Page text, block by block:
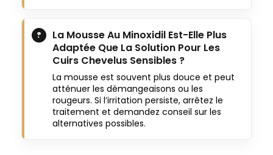
La Mousse Au Minoxidil Est-Elle Plus
Adaptée Que La Solution Pour Les
Cuirs Chevelus Sensibles ?
La mousse est souvent plus douce et peut
atténuer les démangeaisons ou les
rougeurs. Si l’irritation persiste, arrêtez le
traitement et demandez conseil sur les
alternatives possibles.